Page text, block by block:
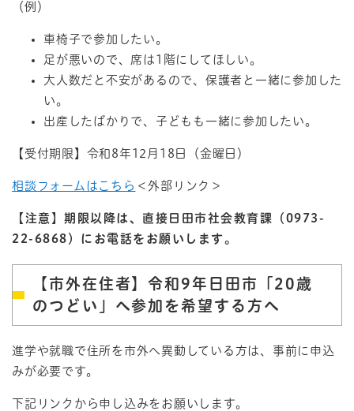
（例）
車椅子で参加したい。
足が悪いので、席は1階にしてほしい。
大人数だと不安があるので、保護者と一緒に参加した
い。
出産したばかりで、子どもも一緒に参加したい。
【受付期限】令和8年12月18日（金曜日）
相談フォームはこちら ＜外部リンク＞
【注意】期限以降は、直接日田市社会教育課（0973-
22-6868）にお電話をお願いします。
【市外在住者】令和9年日田市「20歳
のつどい」へ参加を希望する方へ
進学や就職で住所を市外へ異動している方は、事前に申込
みが必要です。
下記リンクから申し込みをお願いします。